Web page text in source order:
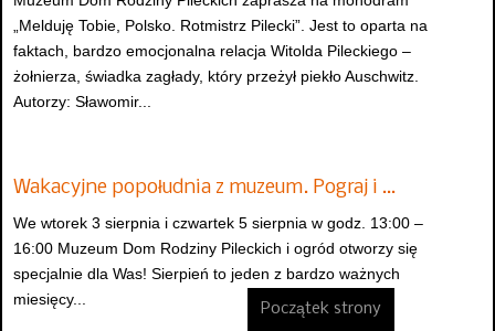
„Melduję Tobie, Polsko. Rotmistrz Pilecki”. Jest to oparta na
faktach, bardzo emocjonalna relacja Witolda Pileckiego –
żołnierza, świadka zagłady, który przeżył piekło Auschwitz.
Autorzy: Sławomir...
Wakacyjne popołudnia z muzeum. Pograj i …
We wtorek 3 sierpnia i czwartek 5 sierpnia w godz. 13:00 –
16:00 Muzeum Dom Rodziny Pileckich i ogród otworzy się
specjalnie dla Was! Sierpień to jeden z bardzo ważnych
miesięcy...
Początek strony